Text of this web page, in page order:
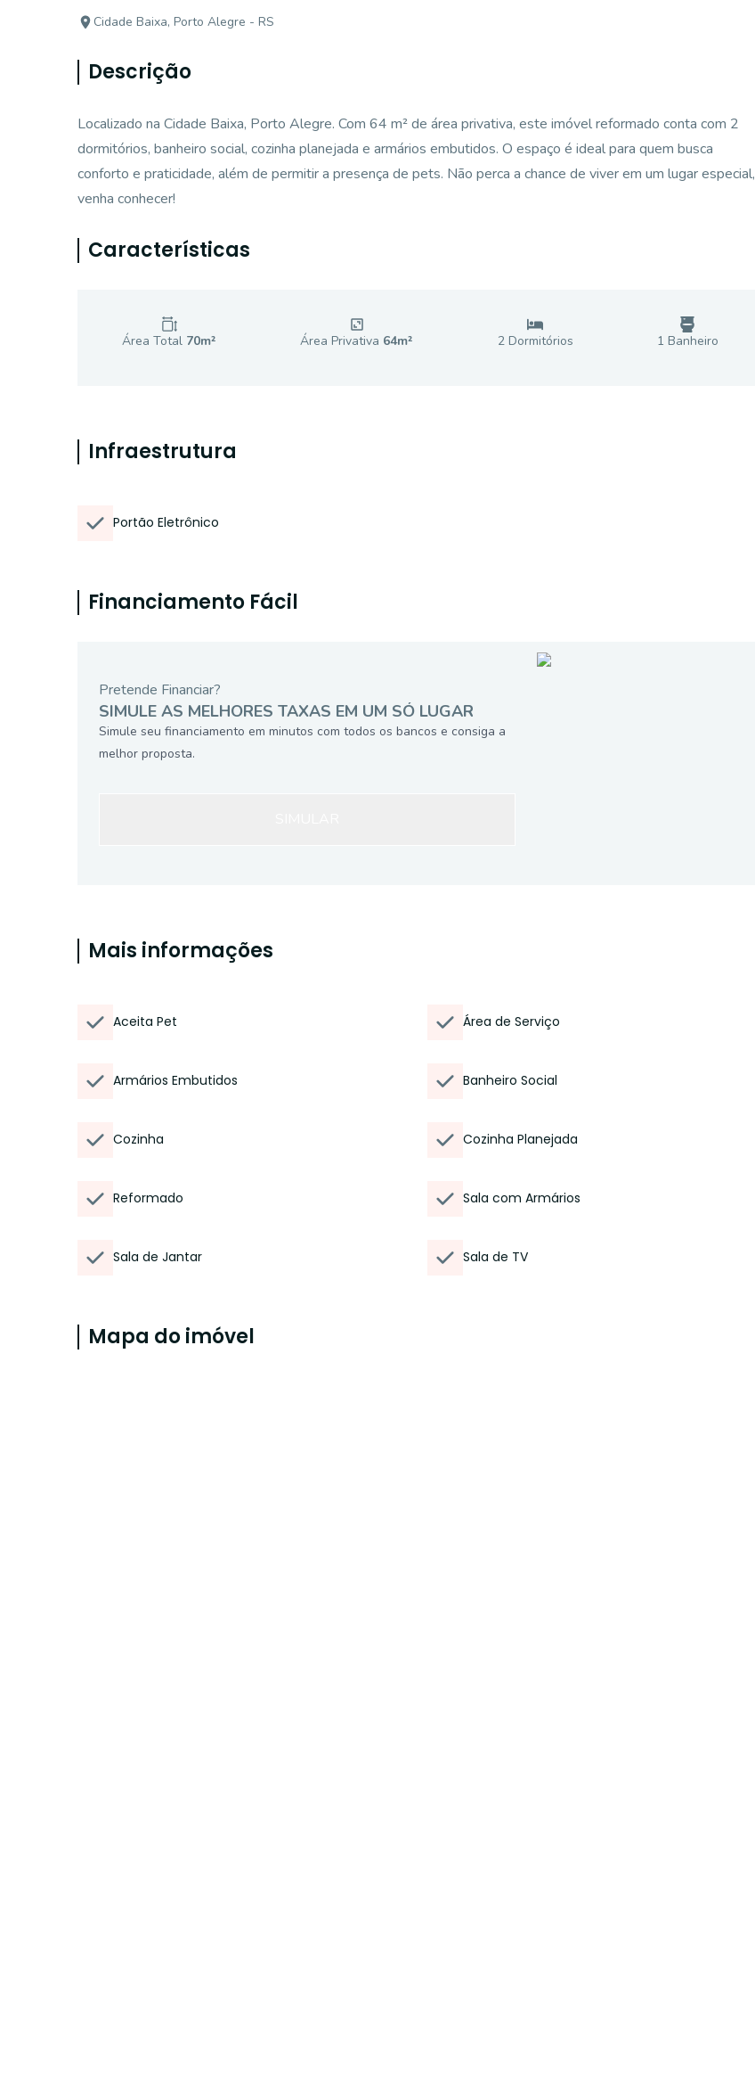
Cidade Baixa, Porto Alegre - RS
Descrição
Localizado na Cidade Baixa, Porto Alegre. Com 64 m² de área privativa, este imóvel reformado conta com 2
dormitórios, banheiro social, cozinha planejada e armários embutidos. O espaço é ideal para quem busca
conforto e praticidade, além de permitir a presença de pets. Não perca a chance de viver em um lugar especial,
venha conhecer!
Características
Área Total 70m² Área Privativa 64m² 2Dormitórios 1 Banheiro
Infraestrutura
Portão Eletrônico
Financiamento Fácil
Pretende Financiar?
SIMULE AS MELHORES TAXAS EM UM SÓ LUGAR
Simule seu financiamento em minutos com todos os bancos e consiga a
melhor proposta.
Mais informações
Aceita Pet Área de Serviço
Armários Embutidos Banheiro Social
Cozinha Cozinha Planejada
Reformado Sala com Armários
Sala de Jantar Sala de TV
Mapa do imóvel